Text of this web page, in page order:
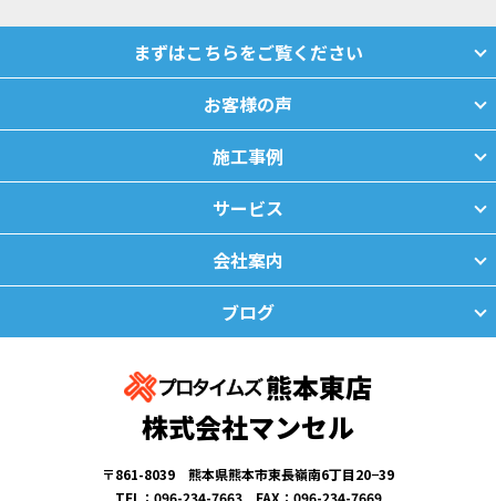
まずはこちらをご覧ください
お客様の声
施工事例
サービス
会社案内
ブログ
熊本東店
株式会社マンセル
〒861-8039 熊本県熊本市東長嶺南6丁目20−39
TEL：096-234-7663 FAX：096-234-7669